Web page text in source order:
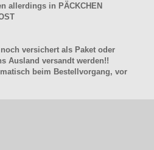
allerdings in PÄCKCHEN
versichert als Paket oder
Ausland versandt werden!!
beim Bestellvorgang, vor